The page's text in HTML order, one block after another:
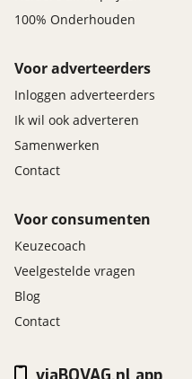
100% Onderhouden
Voor adverteerders
Inloggen adverteerders
Ik wil ook adverteren
Samenwerken
Contact
Voor consumenten
Keuzecoach
Veelgestelde vragen
Blog
Contact